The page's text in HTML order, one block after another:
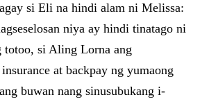
si Eli na hindi alam ni Melissa:
niya ay hindi tinatago ni
si Aling Lorna ang
at backpay ng yumaong
buwan nang sinusubukang i-